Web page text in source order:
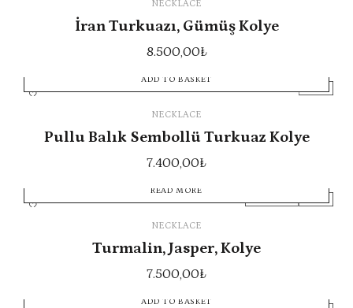
NECKLACE
İran Turkuazı, Gümüş Kolye
8.500,00₺
ADD TO BASKET
NECKLACE
Pullu Balık Sembollü Turkuaz Kolye
7.400,00₺
READ MORE
NECKLACE
Turmalin, Jasper, Kolye
7.500,00₺
ADD TO BASKET